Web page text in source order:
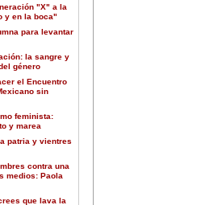
"X" a la
y en la boca"
para levantar
la sangre y
género
el Encuentro
sin
feminista:
y marea
patria y vientres
contra una
medios: Paola
que lava la